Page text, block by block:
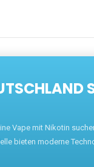
Vape mit Nikotin
bieten moderne